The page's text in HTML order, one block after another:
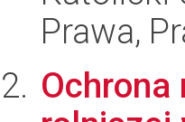
Prawa,
Ochrona